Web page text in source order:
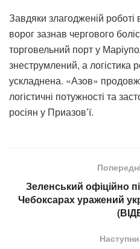
Завдяки злагодженій роботі
ворог зазнав чергового
торговельний порт у
знеструмлений, а логістика
ускладнена. «Азов»
логістичні потужності та
росіян у Приазов’ї.
Зеленський офіційно
Чебоксарах уражений